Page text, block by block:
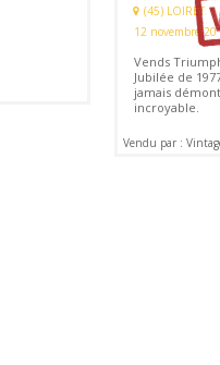
(45) LOIRET
12 novembre
Vends
Jubilée de
jamais
incroyable.
Vendu par :